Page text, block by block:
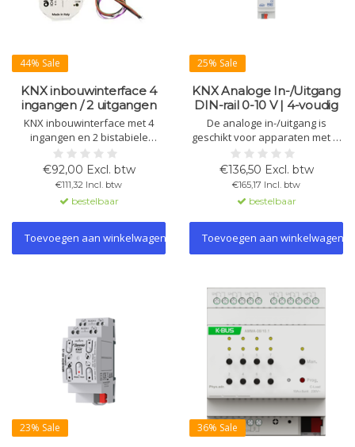
44% Sale
KNX inbouwinterface 4
ingangen / 2 uitgangen
KNX inbouwinterface met 4
ingangen en 2 bistabiele
relaisuitgangen voor
schakelen, jaloezieën,
scenario’s en logische functies.
Ondersteunt NTC-
temperatuursensoren,
thermostaatmodules, BLE
Beacon en Data Secure.
€92,00 Excl. btw
€111,32 Incl. btw
bestelbaar
Toevoegen aan winkelwagen
25% Sale
KNX Analoge In-/Uitgang
DIN-rail 0-10 V | 4-voudig
De analoge in-/uitgang is
geschikt voor apparaten met 0-
10V ingangen en voor het
registreren van 0-20mA/0-10V
meetgegevens. Elk kanaal is
onafhankelijk instelbaar.
Breedte: 2 TE.
€136,50 Excl. btw
€165,17 Incl. btw
bestelbaar
Toevoegen aan winkelwagen
23% Sale 36% Sale